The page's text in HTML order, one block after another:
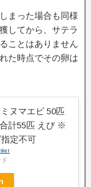
まった場合も同様
してから、サテラ
ことはありません
た時点でその卵は
ヌマエビ 50匹
計55匹 えび ※
定不可